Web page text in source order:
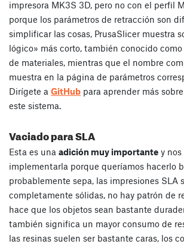
impresora MK3S 3D, pero no con el perfil
porque los parámetros de retracción son
simplificar las cosas, PrusaSlicer muestra
lógico» más corto, también conocido
de materiales, mientras que el nombre
muestra en la página de parámetros
Dirígete a GitHub para aprender más
este sistema.
Vaciado para SLA
Esta es una adición muy importante y
implementarla porque queríamos hacerlo
probablemente sepa, las impresiones SLA
completamente sólidas, no hay patrón de
hace que los objetos sean bastante
también significa un mayor consumo de
las resinas suelen ser bastante caras, los